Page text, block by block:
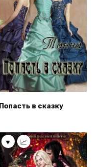
Попасть в сказку